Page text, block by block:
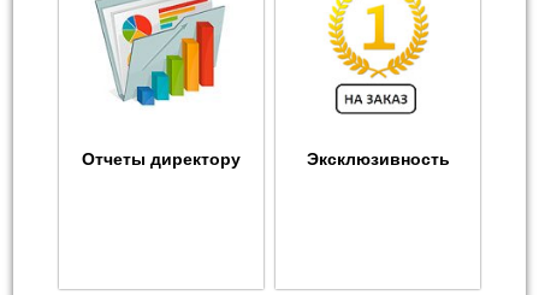
Отчеты директору Эксклюзивность